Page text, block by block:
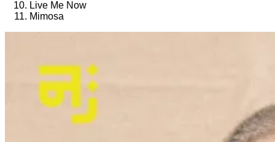
Live Me Now
Mimosa